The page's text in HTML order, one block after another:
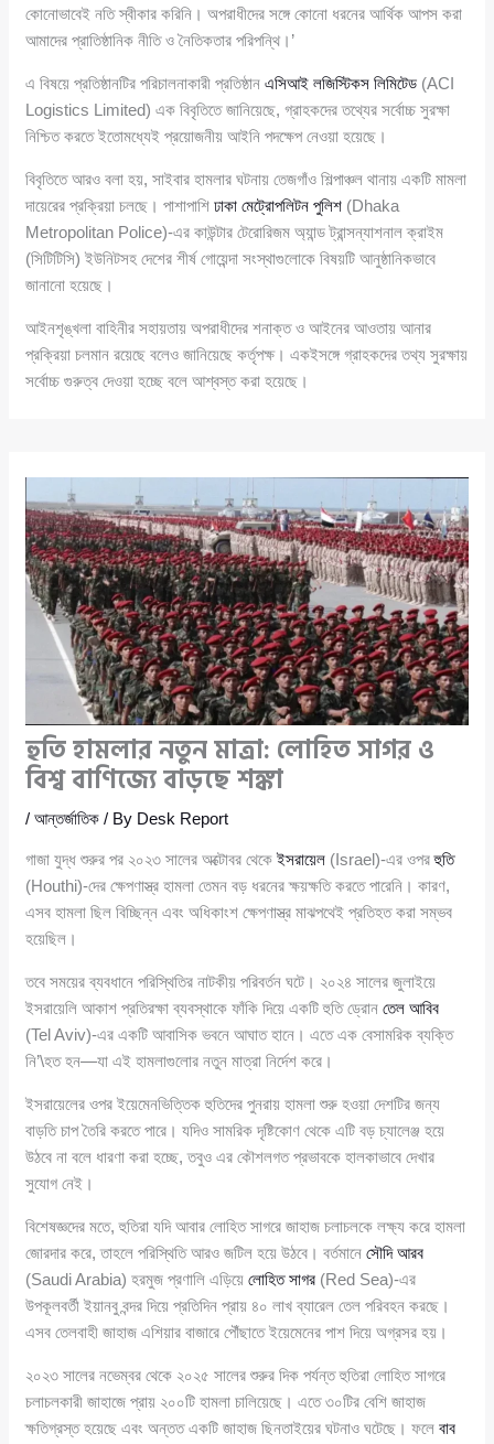
কোনোভাবেই নতি স্বীকার করিনি। অপরাধীদের সঙ্গে কোনো ধরনের আর্থিক আপস করা
আমাদের প্রাতিষ্ঠানিক নীতি ও নৈতিকতার পরিপন্থি।’
এ বিষয়ে প্রতিষ্ঠানটির পরিচালনাকারী প্রতিষ্ঠানএসিআই লজিস্টিকস লিমিটেড (ACI
Logistics Limited) এক বিবৃতিতে জানিয়েছে, গ্রাহকদের তথ্যের সর্বোচ্চ সুরক্ষা
নিশ্চিত করতে ইতোমধ্যেই প্রয়োজনীয় আইনি পদক্ষেপ নেওয়া হয়েছে।
বিবৃতিতে আরও বলা হয়, সাইবার হামলার ঘটনায় তেজগাঁও শিল্পাঞ্চল থানায় একটি মামলা
দায়েরের প্রক্রিয়া চলছে। পাশাপাশিঢাকা মেট্রোপলিটন পুলিশ (Dhaka
Metropolitan Police)-এর কাউন্টার টেরোরিজম অ্যান্ড ট্রান্সন্যাশনাল ক্রাইম
(সিটিটিসি) ইউনিটসহ দেশের শীর্ষ গোয়েন্দা সংস্থাগুলোকে বিষয়টি আনুষ্ঠানিকভাবে
জানানো হয়েছে।
আইনশৃঙ্খলা বাহিনীর সহায়তায় অপরাধীদের শনাক্ত ও আইনের আওতায় আনার
প্রক্রিয়া চলমান রয়েছে বলেও জানিয়েছে কর্তৃপক্ষ। একইসঙ্গে গ্রাহকদের তথ্য সুরক্ষায়
সর্বোচ্চ গুরুত্ব দেওয়া হচ্ছে বলে আশ্বস্ত করা হয়েছে।
হুতি হামলার নতুন মাত্রা: লোহিত সাগর ও
বিশ্ব বাণিজ্যে বাড়ছে শঙ্কা
/আন্তর্জাতিক / By Desk Report
গাজা যুদ্ধ শুরুর পর ২০২৩ সালের অক্টোবর থেকেইসরায়েল (Israel)-এর ওপরহুতি
(Houthi)-দের ক্ষেপণাস্ত্র হামলা তেমন বড় ধরনের ক্ষয়ক্ষতি করতে পারেনি। কারণ,
এসব হামলা ছিল বিচ্ছিন্ন এবং অধিকাংশ ক্ষেপণাস্ত্র মাঝপথেই প্রতিহত করা সম্ভব
হয়েছিল।
তবে সময়ের ব্যবধানে পরিস্থিতির নাটকীয় পরিবর্তন ঘটে। ২০২৪ সালের জুলাইয়ে
ইসরায়েলি আকাশ প্রতিরক্ষা ব্যবস্থাকে ফাঁকি দিয়ে একটি হুতি ড্রোনতেল আবিব
(Tel Aviv)-এর একটি আবাসিক ভবনে আঘাত হানে। এতে এক বেসামরিক ব্যক্তি
নি’\হত হন—যা এই হামলাগুলোর নতুন মাত্রা নির্দেশ করে।
ইসরায়েলের ওপর ইয়েমেনভিত্তিক হুতিদের পুনরায় হামলা শুরু হওয়া দেশটির জন্য
বাড়তি চাপ তৈরি করতে পারে। যদিও সামরিক দৃষ্টিকোণ থেকে এটি বড় চ্যালেঞ্জ হয়ে
উঠবে না বলে ধারণা করা হচ্ছে, তবুও এর কৌশলগত প্রভাবকে হালকাভাবে দেখার
সুযোগ নেই।
বিশেষজ্ঞদের মতে, হুতিরা যদি আবার লোহিত সাগরে জাহাজ চলাচলকে লক্ষ্য করে হামলা
জোরদার করে, তাহলে পরিস্থিতি আরও জটিল হয়ে উঠবে। বর্তমানেসৌদি আরব
(Saudi Arabia) হরমুজ প্রণালি এড়িয়েলোহিত সাগর (Red Sea)-এর
উপকূলবর্তী ইয়ানবু বন্দর দিয়ে প্রতিদিন প্রায় ৪০ লাখ ব্যারেল তেল পরিবহন করছে।
এসব তেলবাহী জাহাজ এশিয়ার বাজারে পৌঁছাতে ইয়েমেনের পাশ দিয়ে অগ্রসর হয়।
২০২৩ সালের নভেম্বর থেকে ২০২৫ সালের শুরুর দিক পর্যন্ত হুতিরা লোহিত সাগরে
চলাচলকারী জাহাজে প্রায় ২০০টি হামলা চালিয়েছে। এতে ৩০টির বেশি জাহাজ
ক্ষতিগ্রস্ত হয়েছে এবং অন্তত একটি জাহাজ ছিনতাইয়ের ঘটনাও ঘটেছে। ফলেবাব